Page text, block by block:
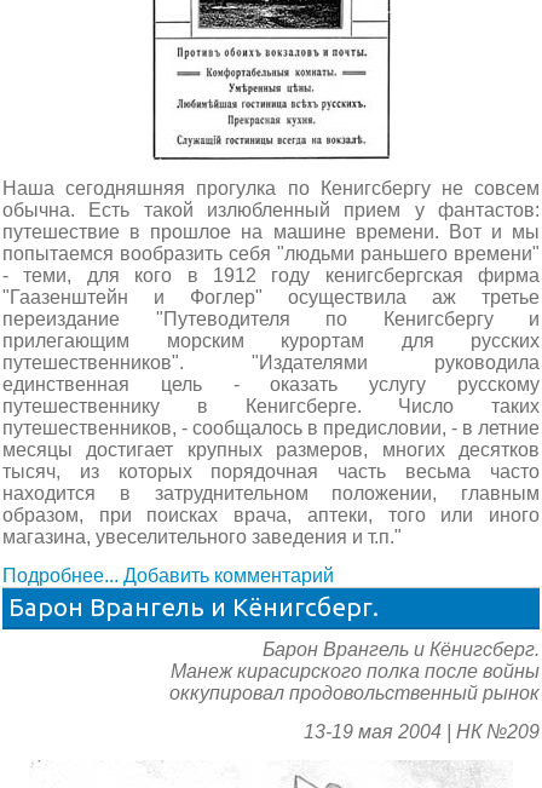
Наша сегодняшняя прогулка по Кенигсбергу не совсем
обычна. Есть такой излюбленный прием у фантастов:
путешествие в прошлое на машине времени. Вот и мы
попытаемся вообразить себя "людьми раньшего времени"
- теми, для кого в 1912 году кенигсбергская фирма
"Гаазенштейн и Фоглер" осуществила аж третье
переиздание "Путеводителя по Кенигсбергу и
прилегающим морским курортам для русских
путешественников". "Издателями руководила
единственная цель - оказать услугу русскому
путешественнику в Кенигсберге. Число таких
путешественников, - сообщалось в предисловии, - в летние
месяцы достигает крупных размеров, многих десятков
тысяч, из которых порядочная часть весьма часто
находится в затруднительном положении, главным
образом, при поисках врача, аптеки, того или иного
магазина, увеселительного заведения и т.п."
Подробнее... Добавить комментарий
Барон Врангель и Кёнигсберг.
Барон Врангель и Кёнигсберг.
Манеж кирасирского полка после войны
оккупировал продовольственный рынок
13-19 мая 2004 | НК №209